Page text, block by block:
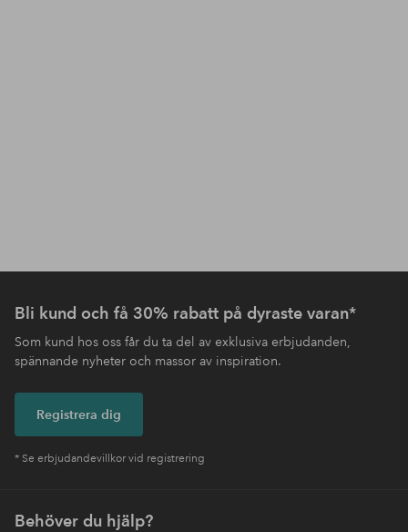
Bli kund och få 30% rabatt på dyraste varan*
Som kund hos oss får du ta del av exklusiva erbjudanden,
spännande nyheter och massor av inspiration.
Registrera dig
* Se erbjudandevillkor vid registrering
Behöver du hjälp?